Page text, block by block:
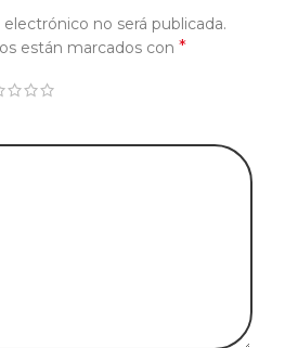
no será publicada.
están marcados con *